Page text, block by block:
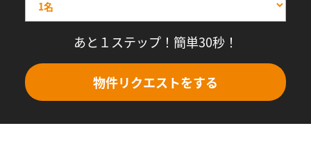
あと１ステップ！簡単30秒！
物件リクエストをする